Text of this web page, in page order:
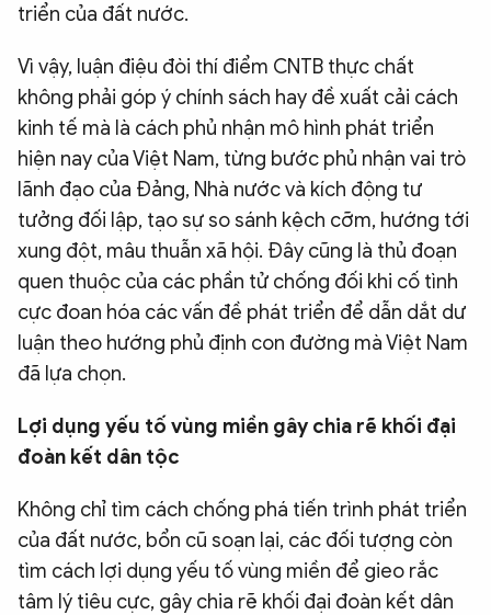
triển của đất nước.
Vì vậy, luận điệu đòi thí điểm CNTB thực chất
không phải góp ý chính sách hay đề xuất cải cách
kinh tế mà là cách phủ nhận mô hình phát triển
hiện nay của Việt Nam, từng bước phủ nhận vai trò
lãnh đạo của Đảng, Nhà nước và kích động tư
tưởng đối lập, tạo sự so sánh kệch cỡm, hướng tới
xung đột, mâu thuẫn xã hội. Đây cũng là thủ đoạn
quen thuộc của các phần tử chống đối khi cố tình
cực đoan hóa các vấn đề phát triển để dẫn dắt dư
luận theo hướng phủ định con đường mà Việt Nam
đã lựa chọn.
Lợi dụng yếu tố vùng miền gây chia rẽ khối đại
đoàn kết dân tộc
Không chỉ tìm cách chống phá tiến trình phát triển
của đất nước, bổn cũ soạn lại, các đối tượng còn
tìm cách lợi dụng yếu tố vùng miền để gieo rắc
tâm lý tiêu cực, gây chia rẽ khối đại đoàn kết dân